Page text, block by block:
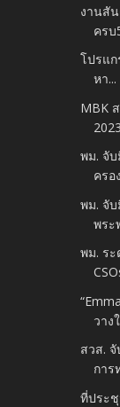
งานสั
ครบ
โปรแ
หา...
MBK
พม. จั
ครอ
พม. จั
พระ
พม. ร
วาง
สวส.
การ
ที่ประ